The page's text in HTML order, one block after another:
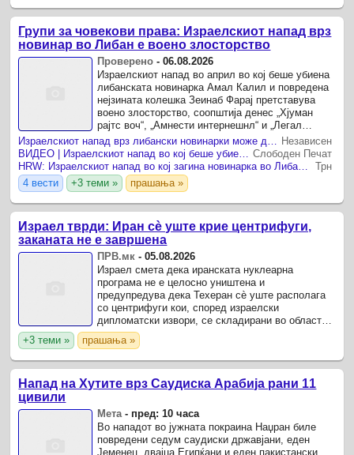
Групи за човекови права: Израелскиот напад врз
новинар во Либан е воено злосторство
Проверено -06.08.2026
Израелскиот напад во април во кој беше убиена
либанската новинарка Амал Калил и повредена
нејзината колешка Зеинаб Фарај претставува
воено злосторство, соопштија денес „Хјуман
рајтс воч“, „Амнести интернешнл“ и „Легал
агенда“.
Независен
Слободен Печат
Трн
4 вести
+3 теми » прашања »
Израел тврди: Иран сè уште крие центрифуги,
заканата не е завршена
ПРВ.мк -05.08.2026
Израел смета дека иранската нуклеарна
програма не е целосно уништена и
предупредува дека Техеран сè уште располага
со центрифуги кои, според израелски
дипломатски извори, се складирани во областа
на планината Пикекс.
+3 теми » прашања »
Напад на Хутите врз Саудиска Арабија рани 11
цивили
Мета- пред: 10 часа
Во нападот во јужната покраина Наџран биле
повредени седум саудиски државјани, еден
Јеменец, двајца Египќани и еден пакистански